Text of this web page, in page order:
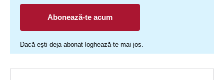
Abonează-te acum
Dacă ești deja abonat loghează-te mai jos.